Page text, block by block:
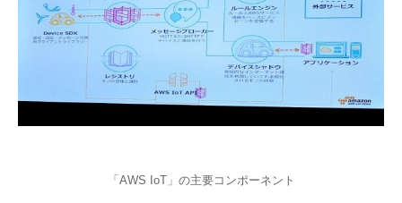
「AWS IoT」の主要コンポーネント